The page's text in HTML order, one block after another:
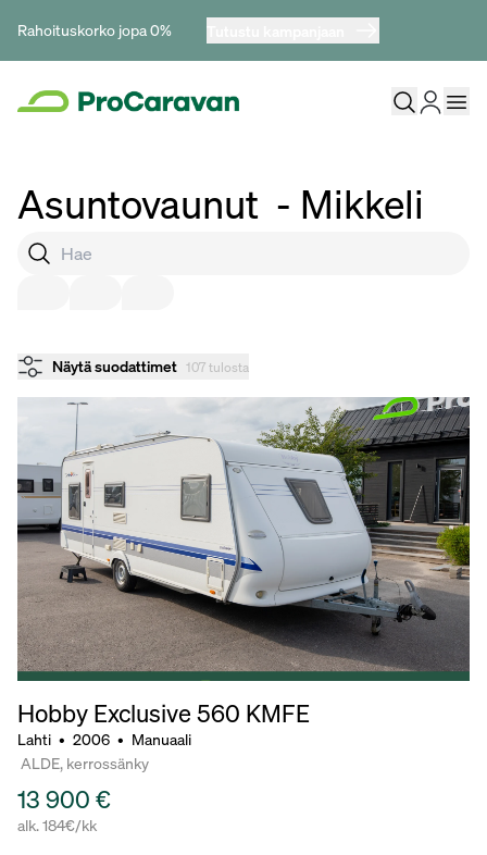
Rahoituskorko jopa 0%
Asuntovaunut - Mikkeli
Näytä suodattimet 107 tulosta
Hobby Exclusive 560 KMFE
Lahti • 2006 • Manuaali
ALDE, kerrossänky
13 900 €
alk. 184€/kk